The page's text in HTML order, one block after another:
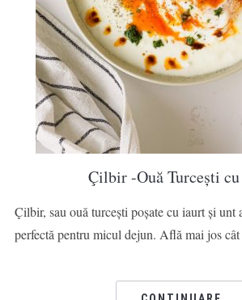
Çilbir -Ouă Turcești
Çilbir, sau ouă turcești poșate cu iaurt și unt
perfectă pentru micul dejun. Află mai jos cât